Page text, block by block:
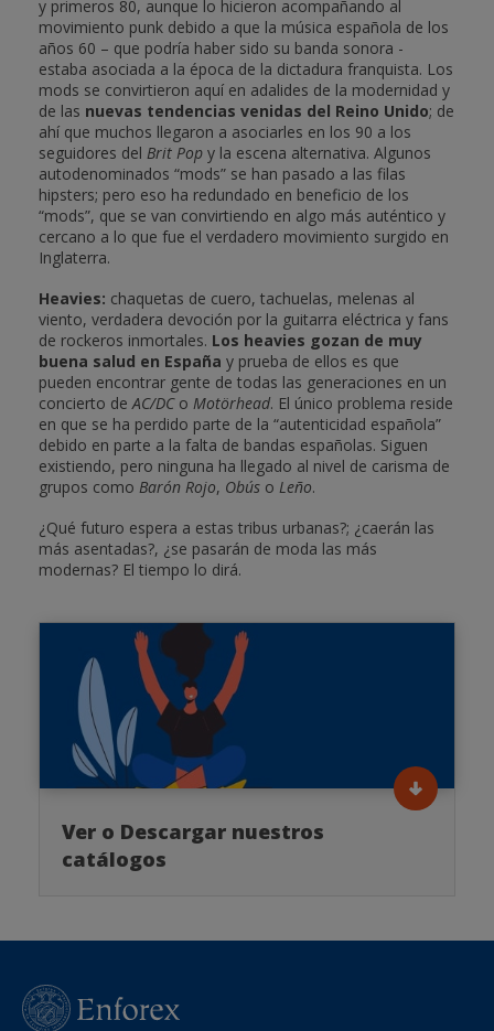
y primeros 80, aunque lo hicieron acompañando al
movimiento punk debido a que la música española de los
años 60 – que podría haber sido su banda sonora -
estaba asociada a la época de la dictadura franquista. Los
mods se convirtieron aquí en adalides de la modernidad y
de las nuevas tendencias venidas del Reino Unido; de
ahí que muchos llegaron a asociarles en los 90 a los
seguidores del Brit Popy la escena alternativa. Algunos
autodenominados “mods” se han pasado a las filas
hipsters; pero eso ha redundado en beneficio de los
“mods”, que se van convirtiendo en algo más auténtico y
cercano a lo que fue el verdadero movimiento surgido en
Inglaterra.
Heavies: chaquetas de cuero, tachuelas, melenas al
viento, verdadera devoción por la guitarra eléctrica y fans
de rockeros inmortales. Los heavies gozan de muy
buena salud en España y prueba de ellos es que
pueden encontrar gente de todas las generaciones en un
concierto deAC/DCo Motörhead. El único problema reside
en que se ha perdido parte de la “autenticidad española”
debido en parte a la falta de bandas españolas. Siguen
existiendo, pero ninguna ha llegado al nivel de carisma de
grupos como Barón Rojo, Obúso Leño.
¿Qué futuro espera a estas tribus urbanas?; ¿caerán las
más asentadas?, ¿se pasarán de moda las más
modernas? El tiempo lo dirá.
Ver o Descargar nuestros
catálogos